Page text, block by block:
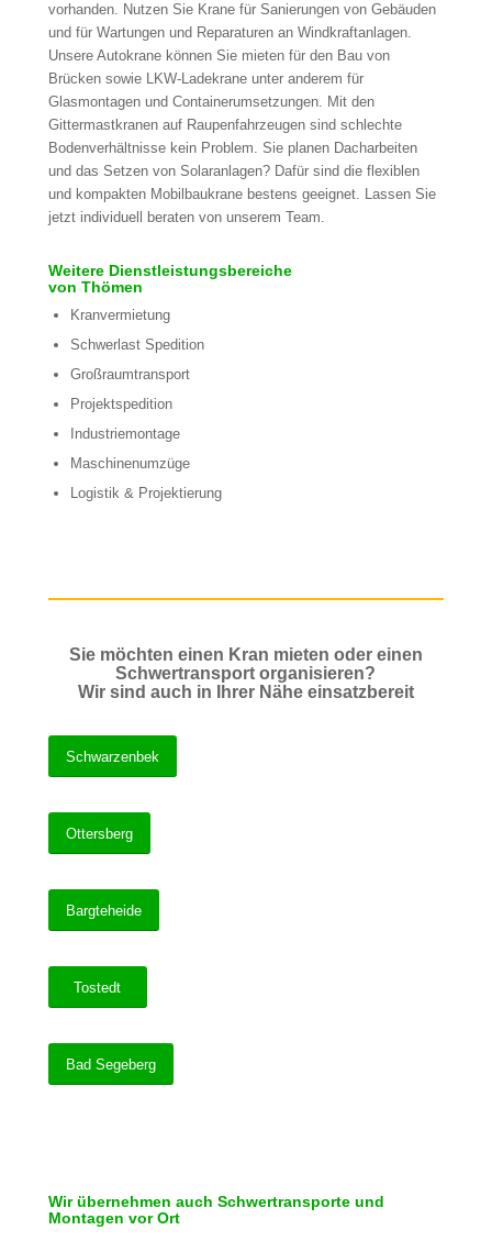
vorhanden. Nutzen Sie Krane für Sanierungen von Gebäuden
und für Wartungen und Reparaturen an Windkraftanlagen.
Unsere Autokrane können Sie mieten für den Bau von
Brücken sowie LKW-Ladekrane unter anderem für
Glasmontagen und Containerumsetzungen. Mit den
Gittermastkranen auf Raupenfahrzeugen sind schlechte
Bodenverhältnisse kein Problem. Sie planen Dacharbeiten
und das Setzen von Solaranlagen? Dafür sind die flexiblen
und kompakten Mobilbaukrane bestens geeignet. Lassen Sie
jetzt individuell beraten von unserem Team.
Weitere Dienstleistungsbereiche
von Thömen
Kranvermietung
Schwerlast Spedition
Großraumtransport
Projektspedition
Industriemontage
Maschinenumzüge
Logistik & Projektierung
Sie möchten einen Kran mieten oder einen
Schwertransport organisieren?
Wir sind auch in Ihrer Nähe einsatzbereit
Schwarzenbek
Ottersberg
Bargteheide
Tostedt
Bad Segeberg
Wir übernehmen auch Schwertransporte und
Montagen vor Ort